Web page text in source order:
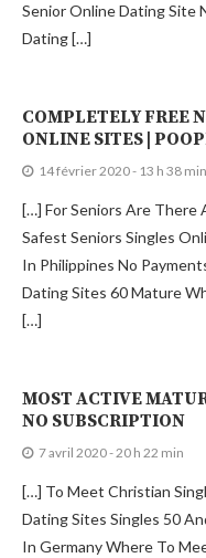
Senior Online Dating Site
Dating […]
COMPLETELY FREE
ONLINE SITES |
14 février 2020 - 13 h 38 min
[…] For Seniors Are There
Safest Seniors Singles
In Philippines No
Dating Sites 60 Mature
[…]
MOST ACTIVE
NO SUBSCRIPTION
7 avril 2020 - 20 h 22 min
[…] To Meet Christian
Dating Sites Singles 50
In Germany Where To